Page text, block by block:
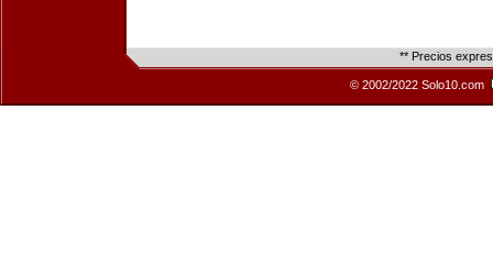
** Precios
© 2002/2022 Solo10.com